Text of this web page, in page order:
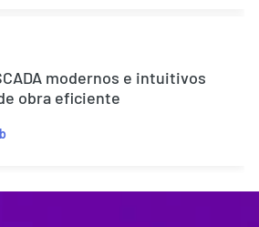
modernos e intuitivos
obra eficiente